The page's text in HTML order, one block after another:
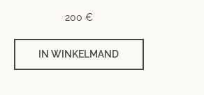
200 €
IN WINKELMAND